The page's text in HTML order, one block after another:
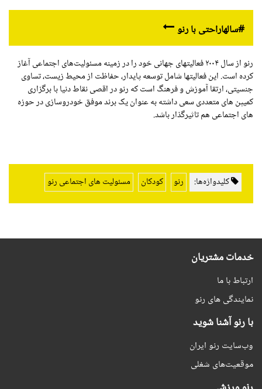
#سالهاراحتی با رنو
رنو از سال ۲۰۰۴ فعالیتهای جهانی خود را در زمینه مسئولیت‌های اجتماعی آغاز
کرده است. این فعالیتها شامل توسعه پایدار، حفاظت از محیط زیست، تساوی
جنسیتی، ارتقا آموزش و فرهنگ است که رنو در اقصی نقاط دنیا با برگزاری
کمیپن های متعددی سعی داشته به عنوان یک برند موفق خودروسازی در حوزه
های اجتماعی هم تاثیرگذار باشد.
کلیدواژه‌ها: رنو کودکان مسئولیت های اجتماعی رنو
خدمات مشتریان
ارتباط با ما
نمایندگی های رنو
با رنو آشنا شوید
وب‌سایت رنو ایران
موقعیت‌های شغلی